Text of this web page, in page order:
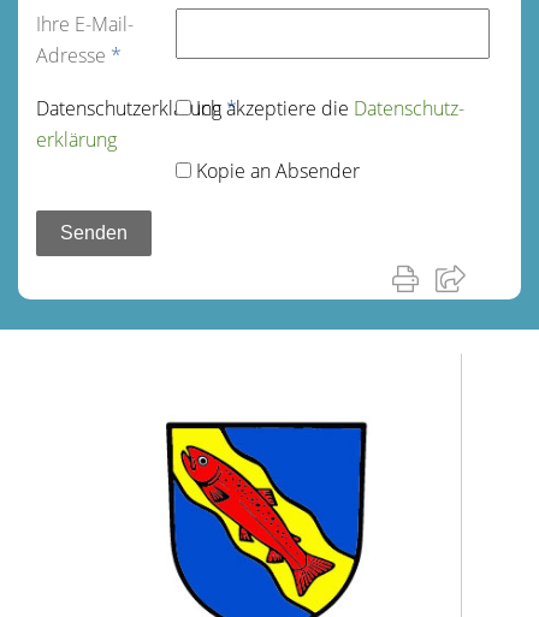
Ihre E-Mail-
Adresse *
Datenschutz­erklärung*
Ich akzeptiere die Datenschutz­
erklärung
Kopie an Absender